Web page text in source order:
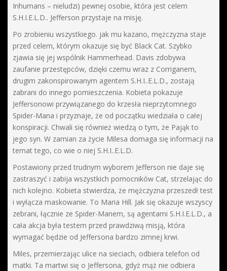
Inhumans – nieludzi) pewnej osobie, która jest celem
S.H.I.E.L.D.. Jefferson przystaje na misję.
Po zrobieniu wszystkiego. jak mu kazano, mężczyzna staje
przed celem, którym okazuje się być Black Cat. Szybko
zjawia się jej wspólnik Hammerhead. Davis zdobywa
zaufanie przestępców, dzięki czemu wraz z Corriganem,
drugim zakonspirowanym agentem S.H.I..E.L.D., zostają
zabrani do innego pomieszczenia. Kobieta pokazuje
Jeffersonowi przywiązanego do krzesła nieprzytomnego
Spider-Mana i przyznaje, że od początku wiedziała o całej
konspiracji. Chwali się również wiedzą o tym, że Pająk to
jego syn. W zamian za życie Milesa domaga się informacji na
temat tego, co wie o niej S.H.I..E.L.D.
Postawiony przed trudnym wyborem Jefferson nie daje się
zastraszyć i zabija wszystkich pomocników Cat, strzelając do
nich kolejno. Kobieta stwierdza, że mężczyzna przeszedł test
i wyłącza maskowanie. To Maria Hill. Jak się okazuje wszyscy
zebrani, łącznie ze Spider-Manem, są agentami S.H.I.E.L.D., a
cała akcja była testem przed prawdziwą misją, która
wymagać będzie od Jeffersona bardzo zimnej krwi.
Miles, przemierzając ulice na sieciach, odbiera telefon od
matki. Ta martwi się o Jeffersona, gdyż mąż nie odbiera